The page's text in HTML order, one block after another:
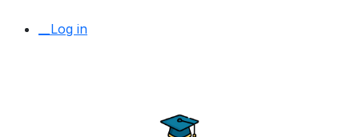
__Log in